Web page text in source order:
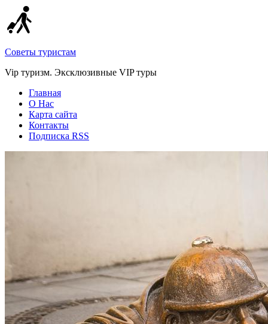
Советы туристам
Vip туризм. Эксклюзивные VIP туры
Главная
О Нас
Карта сайта
Контакты
Подписка RSS